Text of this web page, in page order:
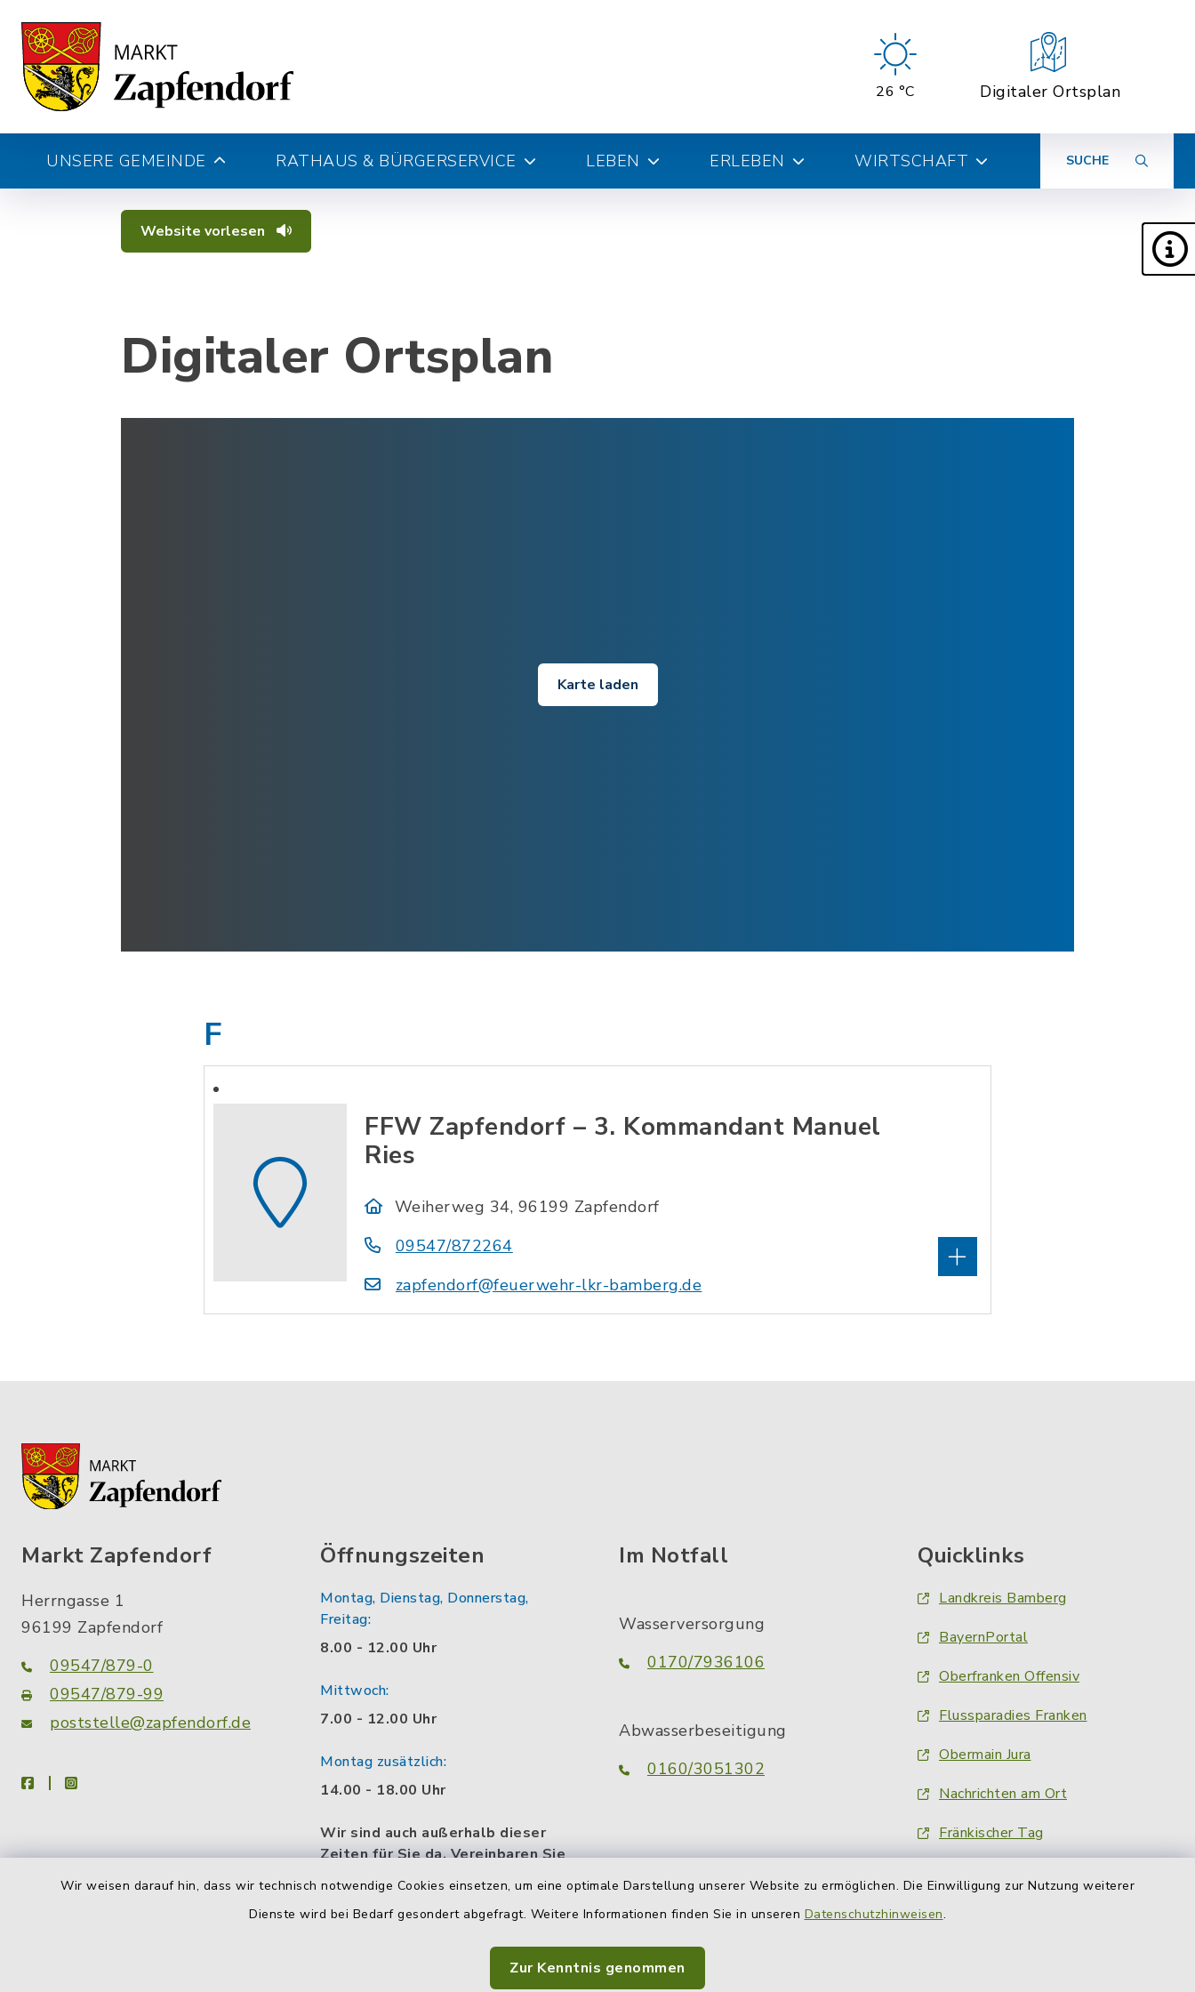
Wir weisen darauf hin, dass wir technisch notwendige Cookies einsetzen, um eine optimale Darstellung unserer Website zu ermöglichen. Die Einwilligung zur Nutzung weiterer
Dienste wird bei Bedarf gesondert abgefragt. Weitere Informationen finden Sie in unseren Datenschutzhinweisen.
Zur Kenntnis genommen
26 °C Digitaler Ortsplan
UNSERE GEMEINDE RATHAUS & BÜRGERSERVICE LEBEN ERLEBEN WIRTSCHAFT SUCHE
Website vorlesen
Digitaler Ortsplan
Karte laden
F
FFW Zapfendorf – 3. Kommandant Manuel
Ries
Weiherweg 34, 96199 Zapfendorf
09547/872264
zapfendorf@feuerwehr-lkr-bamberg.de
Markt Zapfendorf
Herrngasse 1
96199 Zapfendorf
09547/879-0
09547/879-99
poststelle@zapfendorf.de
facebookinstagram
Öffnungszeiten
Montag, Dienstag, Donnerstag,
Freitag:
8.00 - 12.00 Uhr
Mittwoch:
7.00 - 12.00 Uhr
Montag zusätzlich:
14.00 - 18.00 Uhr
Wir sind auch außerhalb dieser
Zeiten für Sie da. Vereinbaren Sie
Gesprächstermin.
Im Notfall
Wasserversorgung
0170/7936106
Abwasserbeseitigung
0160/3051302
Quicklinks
Landkreis Bamberg
BayernPortal
Oberfranken Offensiv
Flussparadies Franken
Obermain Jura
Nachrichten am Ort
Fränkischer Tag
Obermain-Tagblatt